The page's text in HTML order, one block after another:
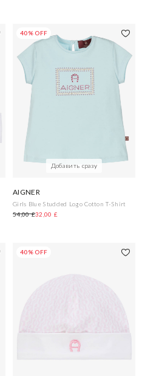
40% OFF
Добавить сразу
AIGNER
Girls Blue Studded Logo Cotton T-Shirt
54,00 £32,00 £
40% OFF